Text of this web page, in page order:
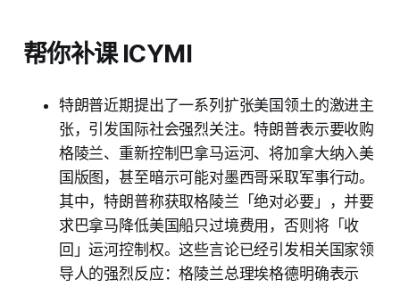
帮你补课 ICYMI
特朗普近期提出了一系列扩张美国领土的激进主
张，引发国际社会强烈关注。特朗普表示要收购
格陵兰、重新控制巴拿马运河、将加拿大纳入美
国版图，甚至暗示可能对墨西哥采取军事行动。
其中，特朗普称获取格陵兰「绝对必要」，并要
求巴拿马降低美国船只过境费用，否则将「收
回」运河控制权。这些言论已经引发相关国家领
导人的强烈反应：格陵兰总理埃格德明确表示